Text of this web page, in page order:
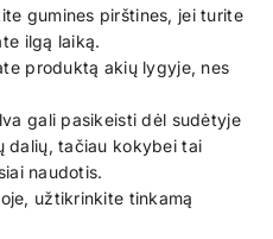
gumines pirštines, jei turite
ilgą laiką.
produktą akių lygyje, nes
gali pasikeisti dėl sudėtyje
dalių, tačiau kokybei tai
naudotis.
užtikrinkite tinkamą